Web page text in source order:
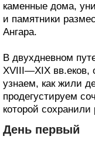
каменные дома,
и памятники
Ангара.
В двухдневном
XVIII—XIX вв.еков,
узнаем, как жили
продегустируем
которой
День первый